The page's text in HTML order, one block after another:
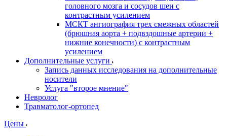
головного мозга и сосудов шеи с
контрастным усилением
МСКТ ангиография трех смежных областей
(брюшная аорта + подвздошные артерии +
нижние конечности) с контрастным
усилением
Дополнительные услуги
Запись данных исследования на дополнительные
носители
Услуга "второе мнение"
Невролог
Травматолог-ортопед
Цены